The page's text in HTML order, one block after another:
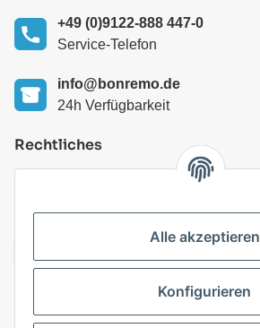
+49 (0)9122-888 447-0
Service-Telefon
info@bonremo.de
24h Verfügbarkeit
Rechtliches
Alle akzeptieren
Konfigurieren